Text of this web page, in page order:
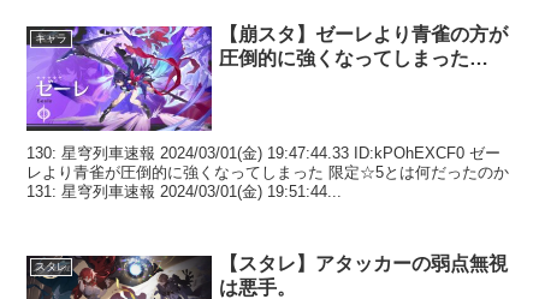
キャラ
【崩スタ】ゼーレより青雀の方が
圧倒的に強くなってしまった…
130: 星穹列車速報 2024/03/01(金) 19:47:44.33 ID:kPOhEXCF0 ゼー
レより青雀が圧倒的に強くなってしまった 限定☆5とは何だったのか
131: 星穹列車速報 2024/03/01(金) 19:51:44...
スタレ
【スタレ】アタッカーの弱点無視
は悪手。